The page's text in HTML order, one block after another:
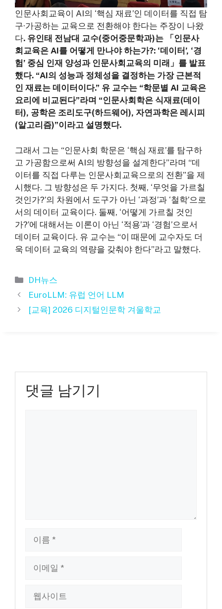
인문사회교육이 AI의 ‘핵심 재료’인 데이터를 직접 탐
구·가공하는 교육으로 전환해야 한다는 주장이 나왔
다. 유인태 전남대 교수(중어중문학과)는 「인문사
회교육은 AI를 어떻게 만나야 하는가?: ‘데이터’, ‘경
험’ 중심 인재 양성과 인문사회교육의 미래」를 발표
했다. “AI의 성능과 정체성을 결정하는 가장 근본적
인 재료는 데이터이다.” 유 교수는 “학문별 AI 교육은
요리에 비교된다”라며 “인문사회학은 식재료(데이
터), 공학은 조리도구(하드웨어), 자연과학은 레시피
(알고리즘)”이라고 설명했다.
그래서 그는 “인문사회 학문은 ‘핵심 재료’를 탐구하
고 가공함으로써 AI의 방향성을 설계한다”라며 “데
이터를 직접 다루는 인문사회교육으로의 전환”을 제
시했다. 그 방향성은 두 가지다. 첫째, ‘무엇을 가르칠
것인가?’의 차원에서 도구가 아닌 ‘과정’과 ‘철학’으로
서의 데이터 교육이다. 둘째, ‘어떻게 가르칠 것인
가?’에 대해서는 이론이 아닌 ‘적용’과 ‘경험’으로서
데이터 교육이다. 유 교수는 “이 때문에 교수자도 더
욱 데이터 교육의 역량을 갖춰야 한다”라고 말했다.
카
테
리
DH뉴스
EuroLLM: 유럽 언어 LLM
[교육] 2026 디지털인문학 겨울학교
댓글 남기기